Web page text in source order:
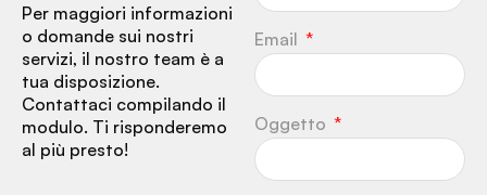
Per maggiori informazioni
o domande sui nostri
servizi, il nostro team è a
tua disposizione.
Contattaci compilando il
modulo. Ti risponderemo
al più presto!
Email
Oggetto